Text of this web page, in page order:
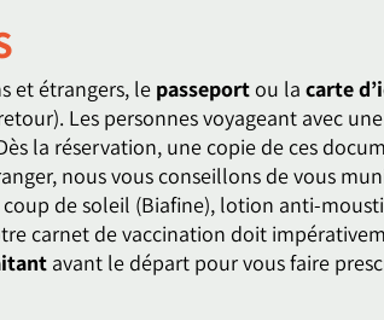
et étrangers, le passeportou la carte
Les personnes voyageant avec
la réservation, une copie de ces
nous vous conseillons de vous
de soleil (Biafine), lotion anti-
carnet de vaccination doit
avant le départ pour vous faire